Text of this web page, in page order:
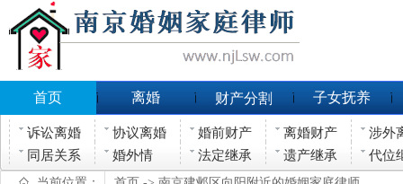
首页 离婚 财产分割 子女抚养
诉讼离婚 协议离婚 婚前财产 离婚财产
涉外
同居关系
婚外情 法定继承 遗产继承 代位